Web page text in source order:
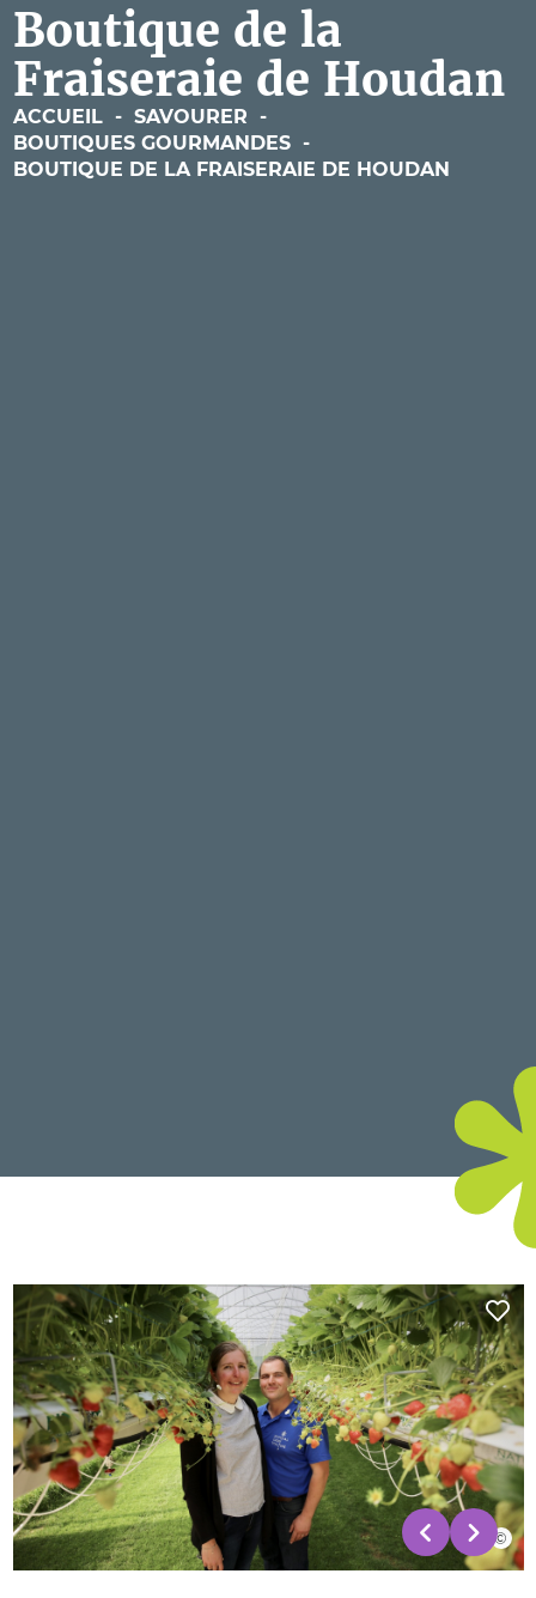
Boutique de la
Fraiseraie de Houdan
ACCUEIL - SAVOURER -
BOUTIQUES GOURMANDES -
BOUTIQUE DE LA FRAISERAIE DE HOUDAN